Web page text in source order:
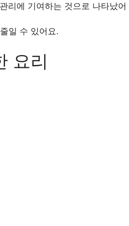
리에 기여하는 것으로 나타났어
일 수 있어요.
요리